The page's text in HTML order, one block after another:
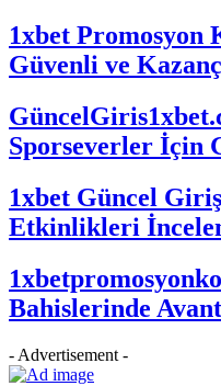
1xbet Promosyon
Güvenli ve
Sporseverler İçin
1xbet Güncel
Etkinlikleri
Bahislerinde
- Advertisement -